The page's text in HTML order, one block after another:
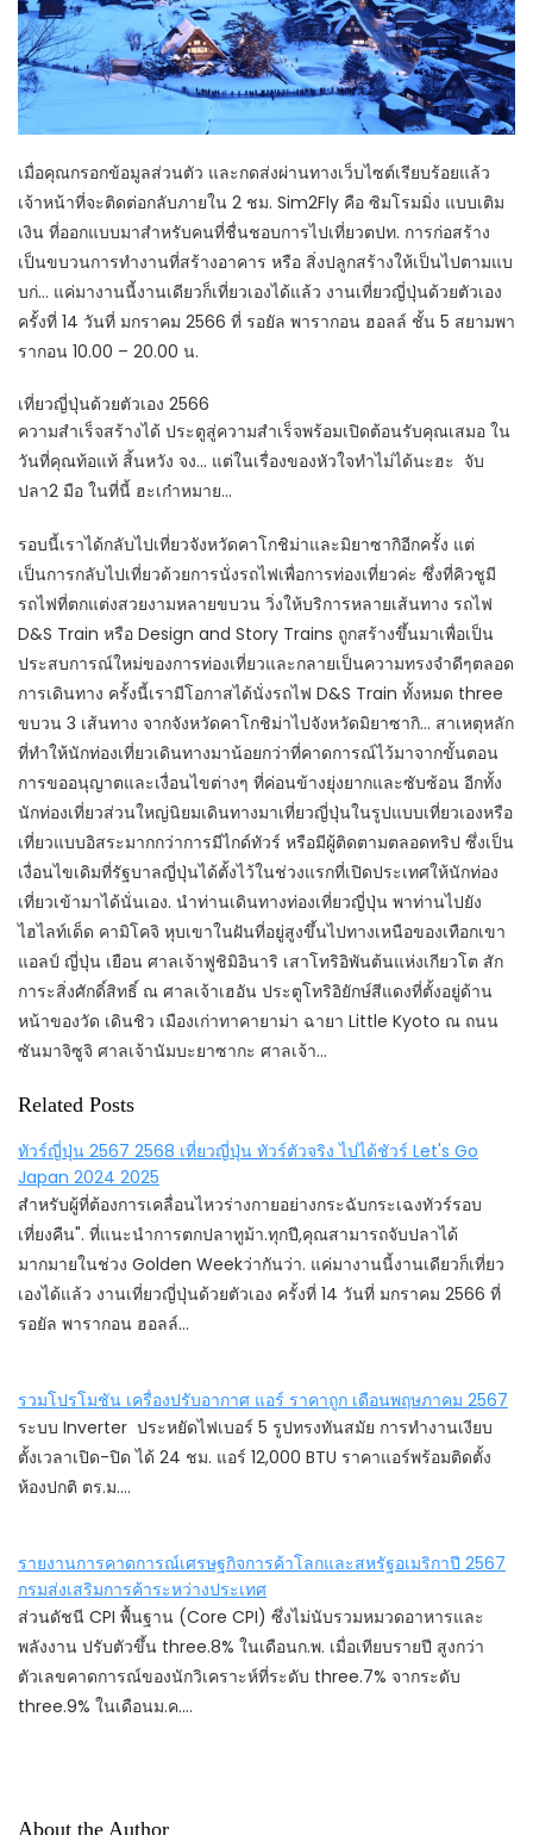
เมื่อคุณกรอกข้อมูลส่วนตัว และกดส่งผ่านทางเว็บไซต์เรียบร้อยแล้ว
เจ้าหน้าที่จะติดต่อกลับภายใน 2 ชม. Sim2Fly คือ ซิมโรมมิ่ง แบบเติม
เงิน ที่ออกแบบมาสำหรับคนที่ชื่นชอบการไปเที่ยวตปท. การก่อสร้าง
เป็นขบวนการทำงานที่สร้างอาคาร หรือ สิ่งปลูกสร้างให้เป็นไปตามแบ
บก่… แค่มางานนี้งานเดียวก็เที่ยวเองได้แล้ว งานเที่ยวญี่ปุ่นด้วยตัวเอง
ครั้งที่ 14 วันที่ มกราคม 2566 ที่ รอยัล พารากอน ฮอลล์ ชั้น 5 สยามพา
รากอน 10.00 – 20.00 น.
เที่ยวญี่ปุ่นด้วยตัวเอง 2566
ความสำเร็จสร้างได้ ประตูสู่ความสำเร็จพร้อมเปิดต้อนรับคุณเสมอ ใน
วันที่คุณท้อแท้ สิ้นหวัง จง… แต่ในเรื่องของหัวใจทำไม่ได้นะฮะ จับ
ปลา2 มือ ในที่นี้ ฮะเก๋าหมาย…
รอบนี้เราได้กลับไปเที่ยวจังหวัดคาโกชิม่าและมิยาซากิอีกครั้ง แต่
เป็นการกลับไปเที่ยวด้วยการนั่งรถไฟเพื่อการท่องเที่ยวค่ะ ซึ่งที่คิวชูมี
รถไฟที่ตกแต่งสวยงามหลายขบวน วิ่งให้บริการหลายเส้นทาง รถไฟ
D&S Train หรือ Design and Story Trains ถูกสร้างขึ้นมาเพื่อเป็น
ประสบการณ์ใหม่ของการท่องเที่ยวและกลายเป็นความทรงจำดีๆตลอด
การเดินทาง ครั้งนี้เรามีโอกาสได้นั่งรถไฟ D&S Train ทั้งหมด three
ขบวน 3 เส้นทาง จากจังหวัดคาโกชิม่าไปจังหวัดมิยาซากิ… สาเหตุหลัก
ที่ทำให้นักท่องเที่ยวเดินทางมาน้อยกว่าที่คาดการณ์ไว้มาจากขั้นตอน
การขออนุญาตและเงื่อนไขต่างๆ ที่ค่อนข้างยุ่งยากและซับซ้อน อีกทั้ง
นักท่องเที่ยวส่วนใหญ่นิยมเดินทางมาเที่ยวญี่ปุ่นในรูปแบบเที่ยวเองหรือ
เที่ยวแบบอิสระมากกว่าการมีไกด์ทัวร์ หรือมีผู้ติดตามตลอดทริป ซึ่งเป็น
เงื่อนไขเดิมที่รัฐบาลญี่ปุ่นได้ตั้งไว้ในช่วงแรกที่เปิดประเทศให้นักท่อง
เที่ยวเข้ามาได้นั่นเอง. นำท่านเดินทางท่องเที่ยวญี่ปุ่น พาท่านไปยัง
ไฮไลท์เด็ด คามิโคจิ หุบเขาในฝันที่อยู่สูงขึ้นไปทางเหนือของเทือกเขา
แอลป์ ญี่ปุ่น เยือน ศาลเจ้าฟูชิมิอินาริ เสาโทริอิพันต้นแห่งเกียวโต สัก
การะสิ่งศักดิ์สิทธิ์ ณ ศาลเจ้าเฮอัน ประตูโทริอิยักษ์สีแดงที่ตั้งอยู่ด้าน
หน้าของวัด เดินชิว เมืองเก่าทาคายาม่า ฉายา Little Kyoto ณ ถนน
ซันมาจิซูจิ ศาลเจ้านัมบะยาซากะ ศาลเจ้า…
Related Posts
ทัวร์ญี่ปุ่น 2567 2568 เที่ยวญี่ปุ่น ทัวร์ตัวจริง ไปได้ชัวร์ Let's Go
Japan 2024 2025
สำหรับผู้ที่ต้องการเคลื่อนไหวร่างกายอย่างกระฉับกระเฉงทัวร์รอบ
เที่ยงคืน". ที่แนะนำการตกปลาทูม้า.ทุกปี,คุณสามารถจับปลาได้
มากมายในช่วง Golden Weekว่ากันว่า. แค่มางานนี้งานเดียวก็เที่ยว
เองได้แล้ว งานเที่ยวญี่ปุ่นด้วยตัวเอง ครั้งที่ 14 วันที่ มกราคม 2566 ที่
รอยัล พารากอน ฮอลล์…
รวมโปรโมชัน เครื่องปรับอากาศ แอร์ ราคาถูก เดือนพฤษภาคม 2567
ระบบ Inverter ประหยัดไฟเบอร์ 5 รูปทรงทันสมัย การทำงานเงียบ
ตั้งเวลาเปิด-ปิด ได้ 24 ชม. แอร์ 12,000 BTU ราคาแอร์พร้อมติดตั้ง
ห้องปกติ ตร.ม.…
รายงานการคาดการณ์เศรษฐกิจการค้าโลกและสหรัฐอเมริกาปี 2567
กรมส่งเสริมการค้าระหว่างประเทศ
ส่วนดัชนี CPI พื้นฐาน (Core CPI) ซึ่งไม่นับรวมหมวดอาหารและ
พลังงาน ปรับตัวขึ้น three.8% ในเดือนก.พ. เมื่อเทียบรายปี สูงกว่า
ตัวเลขคาดการณ์ของนักวิเคราะห์ที่ระดับ three.7% จากระดับ
three.9% ในเดือนม.ค.…
About the Author